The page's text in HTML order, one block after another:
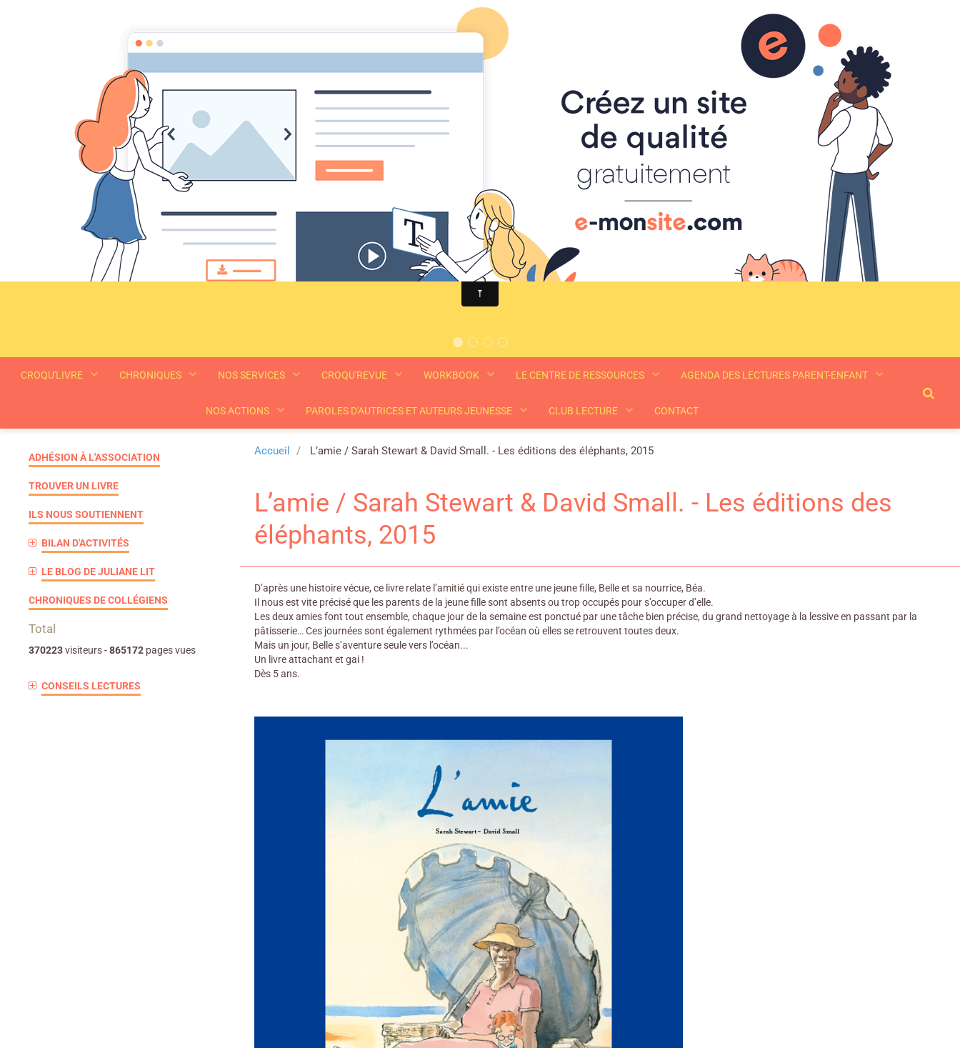
Croqu'livre
CROQU'LIVRE CHRONIQUES NOS SERVICES CROQU'REVUE WORKBOOK LE CENTRE DE RESSOURCES AGENDA DES LECTURES PARENT-ENFANT
NOS ACTIONS PAROLES D'AUTRICES ET AUTEURS JEUNESSE CLUB LECTURE CONTACT
Accueil L’amie / Sarah Stewart & David Small. - Les éditions des éléphants, 2015
L’amie / Sarah Stewart & David Small. - Les éditions des
éléphants, 2015
D’après une histoire vécue, ce livre relate l’amitié qui existe entre une jeune fille, Belle et sa nourrice, Béa.
Il nous est vite précisé que les parents de la jeune fille sont absents ou trop occupés pour s’occuper d’elle.
Les deux amies font tout ensemble, chaque jour de la semaine est ponctué par une tâche bien précise, du grand nettoyage à la lessive en passant par la
pâtisserie… Ces journées sont également rythmées par l’océan où elles se retrouvent toutes deux.
Mais un jour, Belle s’aventure seule vers l’océan...
Un livre attachant et gai !
Dès 5 ans.
ADHÉSION À L'ASSOCIATION
TROUVER UN LIVRE
ILS NOUS SOUTIENNENT
BILAN D'ACTIVITÉS
LE BLOG DE JULIANE LIT
CHRONIQUES DE COLLÉGIENS
Total
370223visiteurs -865172 pages vues
CONSEILS LECTURES